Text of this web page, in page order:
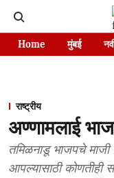
Home मुंबई
राष्ट्रीय
अण्णामलाई
तमिळनाडू भाजपचे माजी
आपल्यासाठी कोणतीही